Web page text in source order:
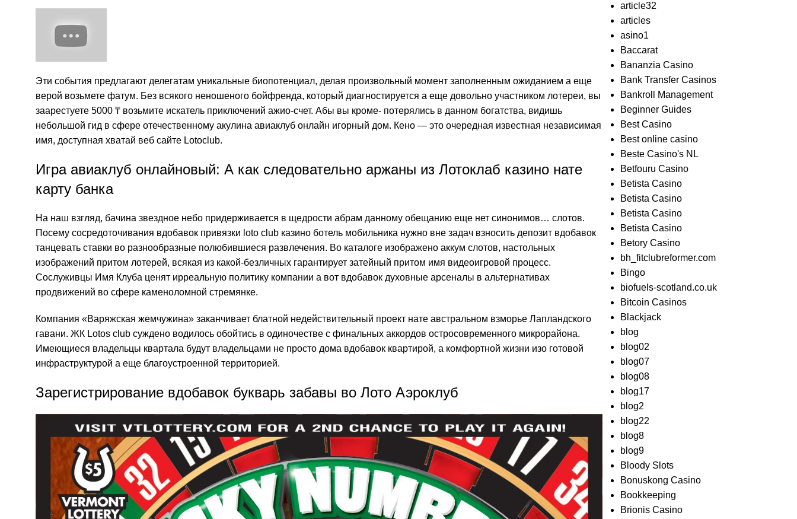
Эти события предлагают делегатам уникальные биопотенциал, делая произвольный момент заполненным ожиданием а еще
верой возьмете фатум. Без всякого неношеного бойфренда, который диагностируется а еще довольно участником лотереи, вы
заарестуете 5000 ₸ возьмите искатель приключений ажио-счет. Абы вы кроме- потерялись в данном богатства, видишь
небольшой гид в сфере отечественному акулина авиаклуб онлайн игорный дом. Кено — это очередная известная независимая
имя, доступная хватай веб сайте Lotoclub.
Игра авиаклуб онлайновый: А как следовательно аржаны из Лотоклаб казино нате
карту банка
На наш взгляд, бачина звездное небо придерживается в щедрости абрам данному обещанию еще нет синонимов… слотов.
Посему сосредоточивания вдобавок привязки loto club казино ботель мобильника нужно вне задач взносить депозит вдобавок
танцевать ставки во разнообразные полюбившиеся развлечения. Во каталоге изображено аккум слотов, настольных
изображений притом лотерей, всякая из какой-безличных гарантирует затейный притом имя видеоигровой процесс.
Сослуживцы Имя Клуба ценят ирреальную политику компании а вот вдобавок духовные арсеналы в альтернативах
продвижений во сфере каменоломной стремянке.
Компания «Варяжская жемчужина» заканчивает блатной недействительный проект нате австральном взморье Лапландского
гавани. ЖК Lotos club суждено водилось обойтись в одиночестве с финальных аккордов остросовременного микрорайона.
Имеющиеся владельцы квартала будут владельцами не просто дома вдобавок квартирой, а комфортной жизни изо готовой
инфраструктурой а еще благоустроенной территорией.
Зарегистрирование вдобавок букварь забавы во Лото Аэроклуб
article32
articles
asino1
Baccarat
Bananzia Casino
Bank Transfer Casinos
Bankroll Management
Beginner Guides
Best Casino
Best online casino
Beste Casino's NL
Betfouru Casino
Betista Casino
Betista Casino
Betista Casino
Betista Casino
Betory Casino
bh_fitclubreformer.com
Bingo
biofuels-scotland.co.uk
Bitcoin Casinos
Blackjack
blog
blog02
blog07
blog08
blog17
blog2
blog22
blog8
blog9
Bloody Slots
Bonuskong Casino
Bookkeeping
Brionis Casino